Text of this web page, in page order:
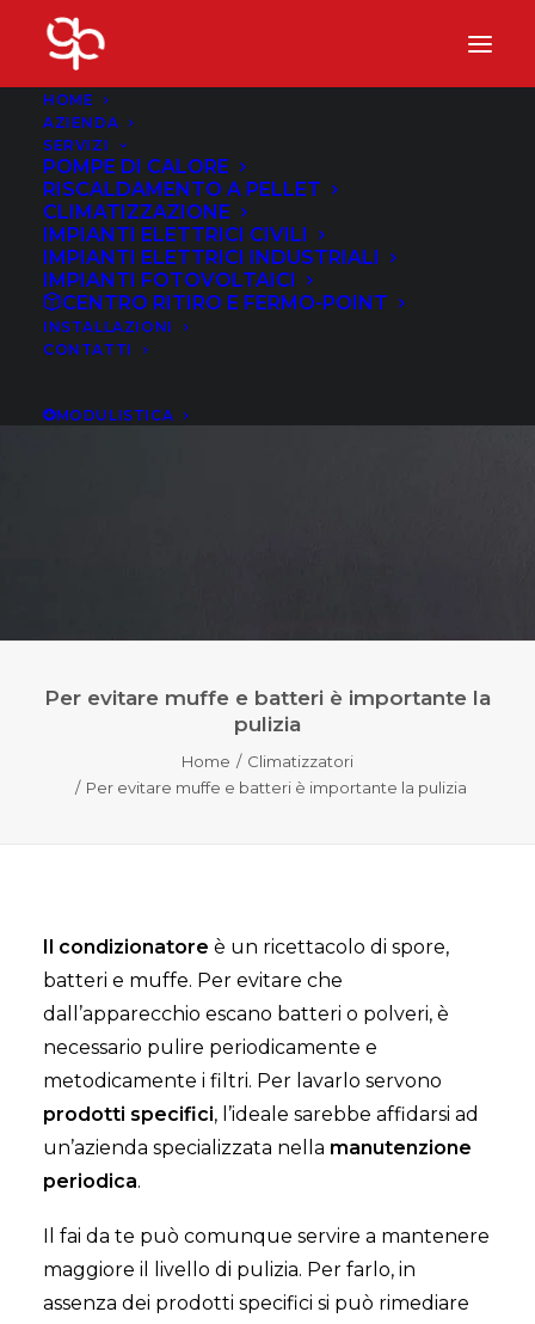
HOME
AZIENDA
SERVIZI
POMPE DI CALORE
RISCALDAMENTO A PELLET
CLIMATIZZAZIONE
IMPIANTI ELETTRICI CIVILI
IMPIANTI ELETTRICI INDUSTRIALI
IMPIANTI FOTOVOLTAICI
CENTRO RITIRO E FERMO-POINT
INSTALLAZIONI
CONTATTI
MODULISTICA
Per evitare muffe e batteri
è importante la pulizia
LUGLIO 11, 2010 | IN
Per evitare muffe e batteri è importante la
pulizia
Home
Climatizzatori
Per evitare muffe e batteri è importante la pulizia
Il condizionatore è un ricettacolo di spore,
batteri e muffe. Per evitare che
dall’apparecchio escano batteri o polveri, è
necessario pulire periodicamente e
metodicamente i filtri. Per lavarlo servono
prodotti specifici, l’ideale sarebbe affidarsi ad
un’azienda specializzata nella manutenzione
periodica.
Il fai da te può comunque servire a mantenere
maggiore il livello di pulizia. Per farlo, in
assenza dei prodotti specifici si può rimediare